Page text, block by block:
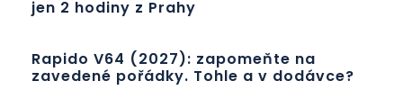
jen 2 hodiny z Prahy
Rapido V64 (2027): zapomeňte na
zavedené pořádky. Tohle a v dodávce?